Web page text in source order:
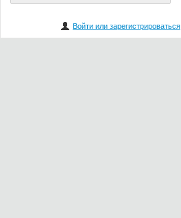
Войти или зарегистрироваться